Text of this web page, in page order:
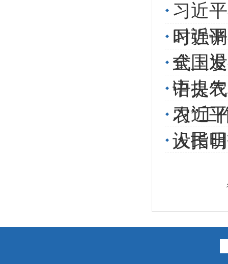
习近
时强
习近
式上
全国
语提
中央
农”工
习近
设指
人民